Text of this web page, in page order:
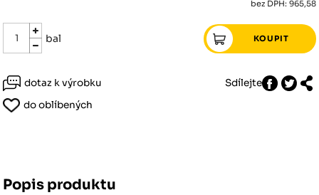
bez DPH: 965,58
bal
dotaz k výrobku
Sdílejte
do oblíbených
Popis produktu